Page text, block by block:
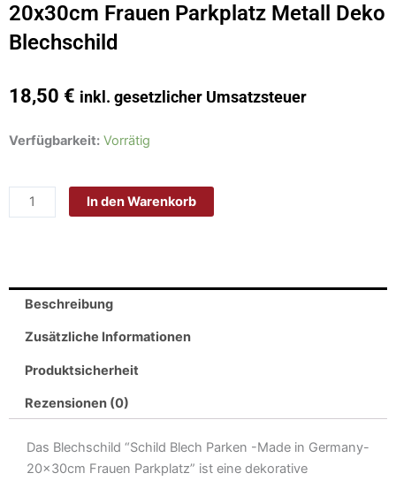
20x30cm Frauen Parkplatz Metall Deko
Blechschild
18,50 € inkl. gesetzlicher Umsatzsteuer
Verfügbarkeit: Vorrätig
Schild
20x30cm
Frauen
Parkplatz
Deko
Menge
In den Warenkorb
Beschreibung
Zusätzliche Informationen
Produktsicherheit
Rezensionen (0)
Das Blechschild “Schild Blech Parken -Made in Germany-
20x30cm Frauen Parkplatz” ist eine dekorative